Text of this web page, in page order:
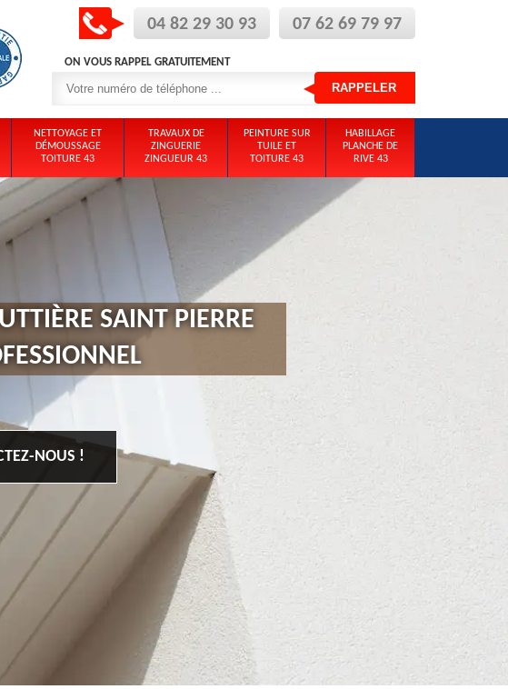
04 82 29 30 93 07 62 69 79 97
ON VOUS RAPPEL GRATUITEMENT
NETTOYAGE ET
DÉMOUSSAGE
TOITURE 43
TRAVAUX DE
ZINGUERIE
ZINGUEUR 43
PEINTURE SUR
TUILE ET
TOITURE 43
HABILLAGE
PLANCHE DE
RIVE 43
SAINT PIERRE
NOUS !